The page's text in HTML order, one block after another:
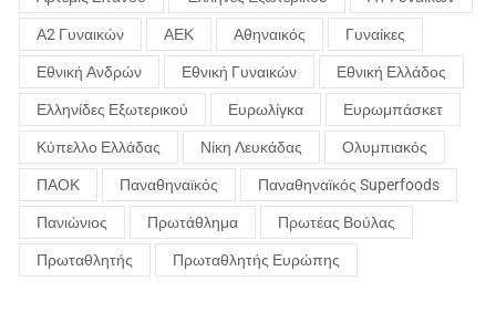
Α2 Γυναικών ΑΕΚ Αθηναικός Γυναίκες
Εθνική Ανδρών Εθνική Γυναικών Εθνική Ελλάδος
Ελληνίδες Εξωτερικού Ευρωλίγκα Ευρωμπάσκετ
Κύπελλο Ελλάδας Νίκη Λευκάδας Ολυμπιακός
ΠΑΟΚ Παναθηναϊκός Παναθηναϊκός Superfoods
Πανιώνιος Πρωτάθλημα Πρωτέας Βούλας
Πρωταθλητής Πρωταθλητής Ευρώπης